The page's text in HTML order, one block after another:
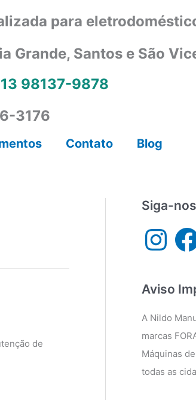
para
Grande, Santos e São
13 98137-9878
3176
Contato Blog
de
Siga-nos
n
s
a
a
c
k
Aviso
A Nildo
marcas
Máquinas
todas as